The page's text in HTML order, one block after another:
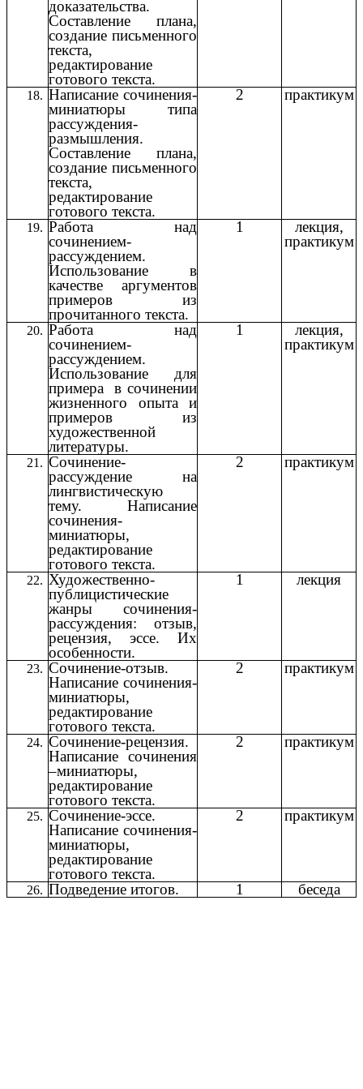
доказательства.
Составление плана,
создание письменного
текста,
редактирование
готового текста.
Написание сочинения-
миниатюры типа
рассуждения-
размышления.
Составление плана,
создание письменного
текста,
редактирование
готового текста.
2 практикум
Работа над
сочинением-
рассуждением.
Использование в
качестве аргументов
примеров из
прочитанного текста.
1
лекция,
практикум
Работа над
сочинением-
рассуждением.
Использование для
примера в сочинении
жизненного опыта и
примеров из
художественной
литературы.
1
лекция,
практикум
Сочинение-
рассуждение на
лингвистическую
тему. Написание
сочинения-
миниатюры,
редактирование
готового текста.
2 практикум
Художественно-
публицистические
жанры сочинения-
рассуждения: отзыв,
рецензия, эссе. Их
особенности.
1 лекция
Сочинение-отзыв.
Написание сочинения-
миниатюры,
редактирование
готового текста.
2 практикум
Сочинение-рецензия.
Написание сочинения
–миниатюры,
редактирование
готового текста.
2 практикум
Сочинение-эссе.
Написание сочинения-
миниатюры,
редактирование
готового текста.
2 практикум
Подведение итогов. 1 беседа